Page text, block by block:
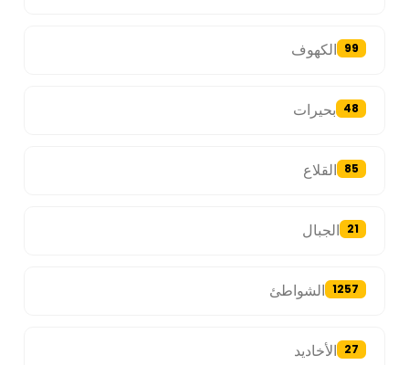
الكهوف 99
بحيرات 48
القلاع 85
الجبال 21
الشواطئ 1257
الأخاديد 27